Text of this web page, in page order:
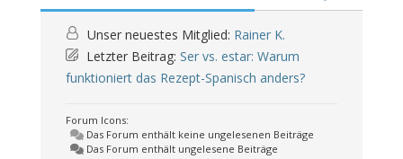
Unser neuestes Mitglied: Rainer K.
Letzter Beitrag: Ser vs. estar: Warum
funktioniert das Rezept-Spanisch anders?
Forum Icons:
Das Forum enthält keine ungelesenen Beiträge
Das Forum enthält ungelesene Beiträge